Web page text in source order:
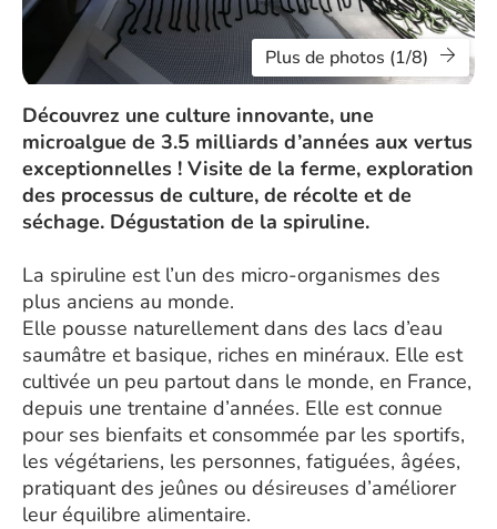
Plus de photos (1/8)
Découvrez une culture innovante, une
microalgue de 3.5 milliards d’années aux vertus
exceptionnelles ! Visite de la ferme, exploration
des processus de culture, de récolte et de
séchage. Dégustation de la spiruline.
La spiruline est l’un des micro-organismes des
plus anciens au monde.
Elle pousse naturellement dans des lacs d’eau
saumâtre et basique, riches en minéraux. Elle est
cultivée un peu partout dans le monde, en France,
depuis une trentaine d’années. Elle est connue
pour ses bienfaits et consommée par les sportifs,
les végétariens, les personnes, fatiguées, âgées,
pratiquant des jeûnes ou désireuses d’améliorer
leur équilibre alimentaire.